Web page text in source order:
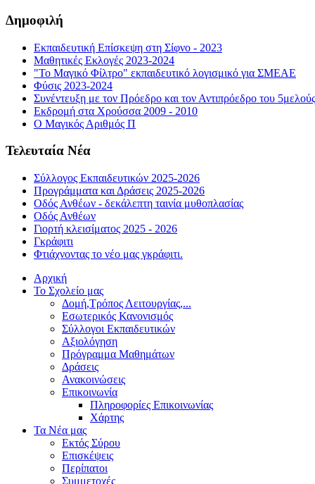
Δημοφιλή
Εκπαιδευτική Επίσκεψη στη Σίφνο - 2023
Μαθητικές Εκλογές 2023-2024
"Το Μαγικό Φίλτρο" εκπαιδευτικό λογισμικό για ΣΜΕΑΕ
Φύσις 2023-2024
Συνέντευξη με τον Πρόεδρο και τον Αντιπρόεδρο του 5μελούς
Εκδρομή στα Χρούσσα 2009 - 2010
Ο Μαγικός Αριθμός Π
Τελευταία Νέα
Σύλλογος Εκπαιδευτικών 2025-2026
Προγράμματα και Δράσεις 2025-2026
Οδός Ανθέων - δεκάλεπτη ταινία μυθοπλασίας
Οδός Ανθέων
Γιορτή κλεισίματος 2025 - 2026
Γκράφιτι
Φτιάχνοντας το νέο μας γκράφιτι.
Αρχική
Το Σχολείο μας
Δομή,Τρόπος Λειτουργίας,...
Εσωτερικός Κανονισμός
Σύλλογοι Εκπαιδευτικών
Αξιολόγηση
Πρόγραμμα Μαθημάτων
Δράσεις
Ανακοινώσεις
Επικοινωνία
Πληροφορίες Επικοινωνίας
Χάρτης
Τα Νέα μας
Εκτός Σύρου
Επισκέψεις
Περίπατοι
Συμμετοχές